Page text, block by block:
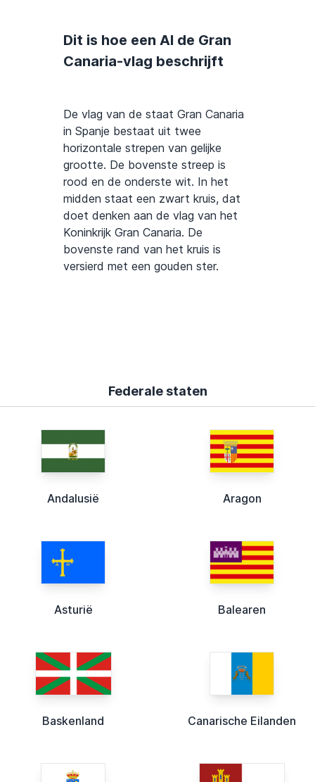
Dit is hoe een AI de Gran
Canaria-vlag beschrijft
De vlag van de staat Gran Canaria
in Spanje bestaat uit twee
horizontale strepen van gelijke
grootte. De bovenste streep is
rood en de onderste wit. In het
midden staat een zwart kruis, dat
doet denken aan de vlag van het
Koninkrijk Gran Canaria. De
bovenste rand van het kruis is
versierd met een gouden ster.
Federale staten
Andalusië Aragon
Asturië Balearen
Baskenland Canarische Eilanden